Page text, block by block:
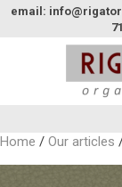
email:
Home / Our articles